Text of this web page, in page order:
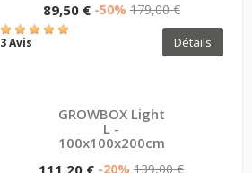
89,50 € -50% 179,00 €
3 Avis Détails
GROWBOX Light
L -
100x100x200cm
111,20 € -20% 139,00 €